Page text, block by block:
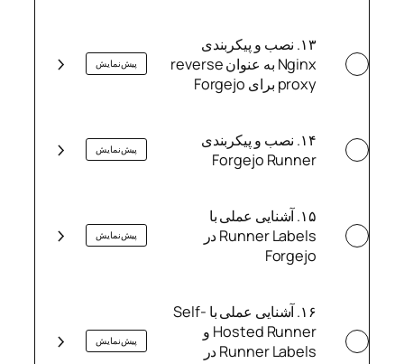
​۱۳. نصب و پیکربندی
Nginx به عنوان reverse
proxy برای Forgejo ​
پیش‌نمایش
​۱۴. نصب و پیکربندی
Forgejo Runner
پیش‌نمایش
۱۵. آشنایی عملی با
Runner Labels در
Forgejo
پیش‌نمایش
۱۶. آشنایی عملی با Self-
Hosted Runner و
Runner Labels در
پیش‌نمایش